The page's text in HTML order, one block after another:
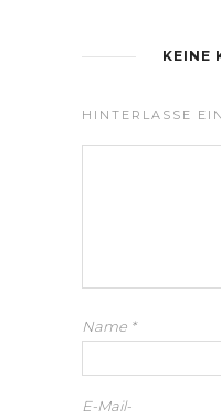
KEINE
HINTERLASSE
Name *
E-Mail-